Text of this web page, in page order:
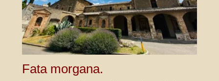
Fata morgana.